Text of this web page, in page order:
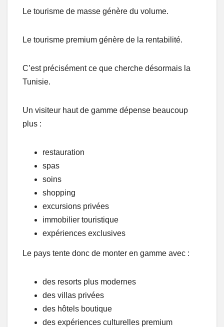
Le tourisme de masse génère du volume.
Le tourisme premium génère de la rentabilité.
C’est précisément ce que cherche désormais la
Tunisie.
Un visiteur haut de gamme dépense beaucoup
plus :
restauration
spas
soins
shopping
excursions privées
immobilier touristique
expériences exclusives
Le pays tente donc de monter en gamme avec :
des resorts plus modernes
des villas privées
des hôtels boutique
des expériences culturelles premium